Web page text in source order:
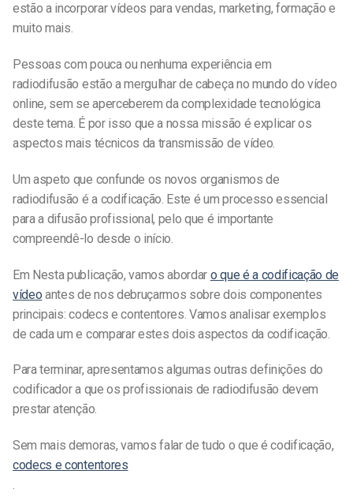
estão a incorporar vídeos para vendas, marketing, formação e
muito mais.
Pessoas com pouca ou nenhuma experiência em
radiodifusão estão a mergulhar de cabeça no mundo do vídeo
online, sem se aperceberem da complexidade tecnológica
deste tema. É por isso que a nossa missão é explicar os
aspectos mais técnicos da transmissão de vídeo.
Um aspeto que confunde os novos organismos de
radiodifusão é a codificação. Este é um processo essencial
para a difusão profissional, pelo que é importante
compreendê-lo desde o início.
Em Nesta publicação, vamos abordar o que é a codificação de
vídeo antes de nos debruçarmos sobre dois componentes
principais: codecs e contentores. Vamos analisar exemplos
de cada um e comparar estes dois aspectos da codificação.
Para terminar, apresentamos algumas outras definições do
codificador a que os profissionais de radiodifusão devem
prestar atenção.
Sem mais demoras, vamos falar de tudo o que é codificação,
codecs e contentores
.